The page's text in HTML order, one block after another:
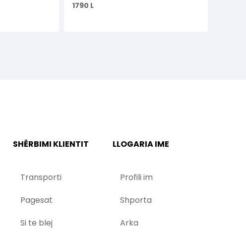
1790 L
SHËRBIMI KLIENTIT
Transporti
Pagesat
Si te blej
LLOGARIA IME
Profili im
Shporta
Arka